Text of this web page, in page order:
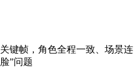
关键帧，角色全程一致、场景连
”问题